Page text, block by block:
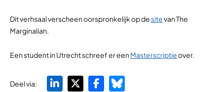
Dit verhsaal verscheen oorspronkelijk op desitevan The
Marginalian.
Een student in Utrecht schreef er een Masterscriptieover.
Deel via: